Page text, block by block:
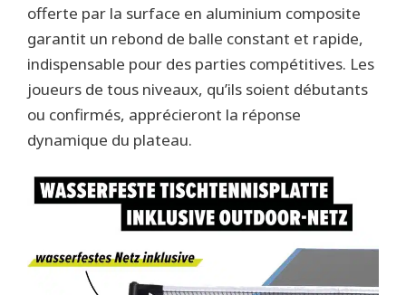
offerte par la surface en aluminium composite
garantit un rebond de balle constant et rapide,
indispensable pour des parties compétitives. Les
joueurs de tous niveaux, qu’ils soient débutants
ou confirmés, apprécieront la réponse
dynamique du plateau.